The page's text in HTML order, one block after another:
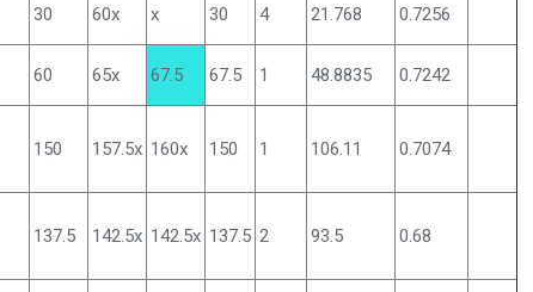
30 60x x 30 4 21.768 0.7256
60 65x 67.5 67.5 1 48.8835 0.7242
150 157.5x 160x 150 1 106.11 0.7074
137.5 142.5x 142.5x 137.5 2 93.5 0.68